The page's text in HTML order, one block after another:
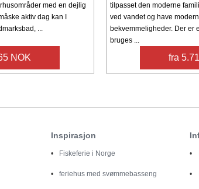
med en dejlig
aktiv dag kan I
...
NOK
tilpasset den moderne
ved vandet og have
bekvemmeligheder. Der er
bruges ...
fra
Inspirasjon
Fiskeferie i Norge
feriehus med svømmebasseng